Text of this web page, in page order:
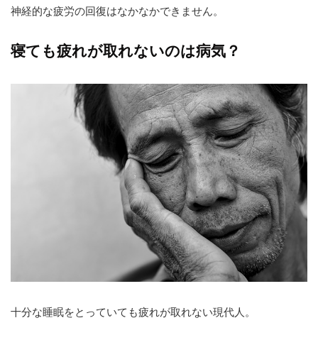
神経的な疲労の回復はなかなかできません。
寝ても疲れが取れないのは病気？
十分な睡眠をとっていても疲れが取れない現代人。